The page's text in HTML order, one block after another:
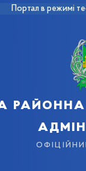
Портал в режимі
районна